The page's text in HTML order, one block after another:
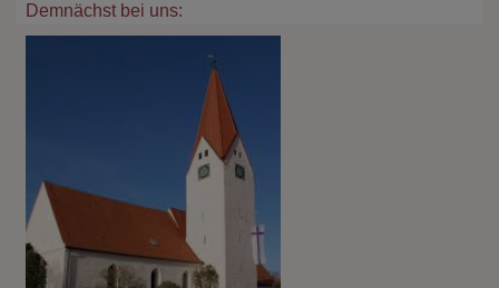
Demnächst bei uns: